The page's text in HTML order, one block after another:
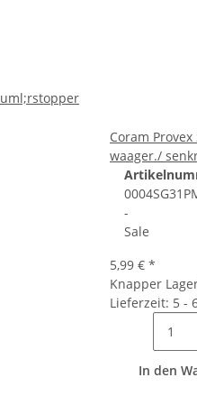
Coram
waager./
-
Sale
5,99 € *
Knapper
Lieferzeit: 5 -
In den